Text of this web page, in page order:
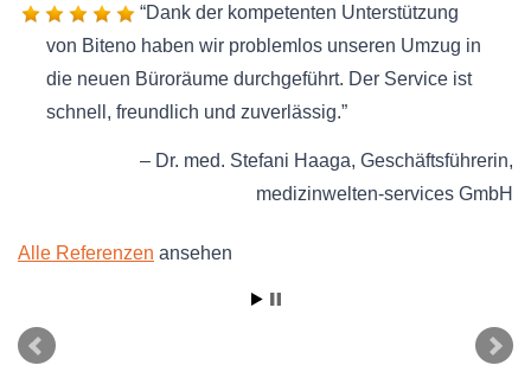
Dank der kompetenten Unterstützung
von Biteno haben wir problemlos unseren Umzug in
die neuen Büroräume durchgeführt. Der Service ist
schnell, freundlich und zuverlässig.
Dr. med. Stefani Haaga Geschäftsführerin
medizinwelten-services GmbH
Alle Referenzen ansehen